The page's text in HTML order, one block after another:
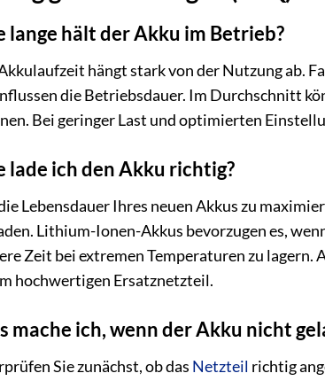
lange hält der Akku im Betrieb?
hängt stark von der Nutzung ab.
die Betriebsdauer. Im Durchschnitt
Bei geringer Last und optimierten
lade ich den Akku richtig?
Lebensdauer Ihres neuen Akkus zu
Lithium-Ionen-Akkus bevorzugen es,
Zeit bei extremen Temperaturen zu
hochwertigen Ersatznetzteil.
mache ich, wenn der Akku nicht
Sie zunächst, ob das Netzteil richtig